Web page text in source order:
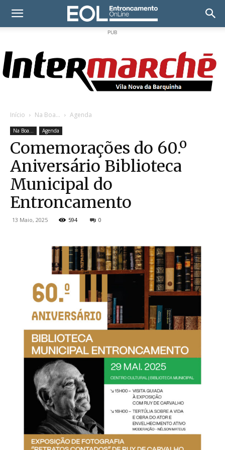
PUB
Início Na Boa... Agenda
Na Boa... Agenda
Comemorações do 60.º
Aniversário Biblioteca
Municipal do
Entroncamento
13 Maio, 2025 594 0